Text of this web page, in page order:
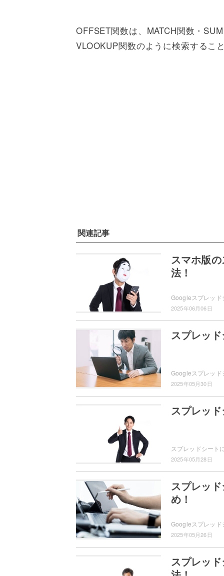
OFFSET関数は、MATCH関数・
VLOOKUP関数のように検索するこ
関連記事
スマホ版
法！
2025年06月06日
スプレッ
2025年05月30日
スプレッ
2025年05月28日
スプレッ
め！
2025年05月26日
スプレッ